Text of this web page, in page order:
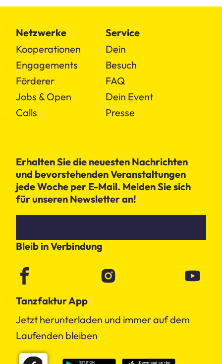
Netzwerke
Kooperationen
Engagements
Förderer
Jobs & Open
Calls
Service
Dein
Besuch
FAQ
Dein Event
Presse
Erhalten Sie die neuesten Nachrichten
und bevorstehenden Veranstaltungen
jede Woche per E-Mail. Melden Sie sich
für unseren Newsletter an!
Bleib in Verbindung
Tanzfaktur App
Jetzt herunterladen und immer auf dem
Laufenden bleiben